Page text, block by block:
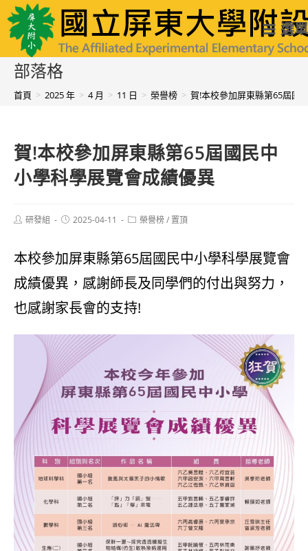
跳
轉
至
國立屏東大學附設實驗國民小學 選單
部落格
首頁 > 2025 年 > 4 月 > 11 日 > 榮譽榜 > 賀!本校參加屏東縣第65屆國
賀!本校參加屏東縣第65屆國民中
小學科學展覽會成績優異
Post研發組
Post2025-04-11
Post榮譽榜/ 置頂
本校參加屏東縣第65屆國民中小學科學展覽會
成績優異，感謝師長及同學們的付出與努力，
也感謝家長會的支持!